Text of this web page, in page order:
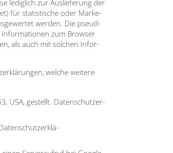
ledig­lich zur Aus­lie­fe­rung der
für sta­tis­ti­sche oder Mar­ke­
wer­den. Die pseud­
zum Brow­ser
als auch mit sol­chen Infor­
wel­che wei­te­re
USA, gestellt. Daten­schutz­er­